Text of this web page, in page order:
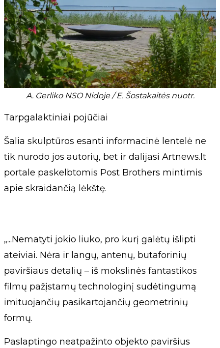
A. Gerliko NSO Nidoje / E. Šostakaitės nuotr.
Tarpgalaktiniai pojūčiai
Šalia skulptūros esanti informacinė lentelė ne
tik nurodo jos autorių, bet ir dalijasi Artnews.lt
portale paskelbtomis Post Brothers mintimis
apie skraidančią lėkštę.
„...Nematyti jokio liuko, pro kurį galėtų išlipti
ateiviai. Nėra ir langų, antenų, butaforinių
paviršiaus detalių – iš mokslinės fantastikos
filmų pažįstamų technologinį sudėtingumą
imituojančių pasikartojančių geometrinių
formų.
Paslaptingo neatpažinto objekto paviršius